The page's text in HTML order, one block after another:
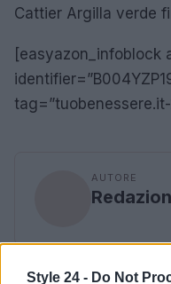
Style 24 - Do Not
Cattier Argilla verde
[easyazon_infoblock
tag=”tuobenessere.it-
AUTORE